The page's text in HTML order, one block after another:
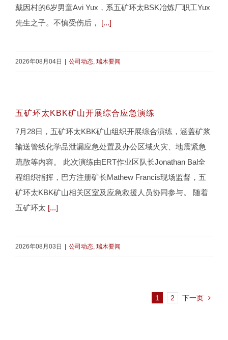
戴因村的6岁男童Avi Yux，系五矿环太BSK冶炼厂职工Yux
先生之子。不慎受伤后， [...]
2026年08月04日 | 公司动态 瑞木要闻
五矿环太KBK矿山开展综合应急演练
7月28日，五矿环太KBK矿山组织开展综合演练，涵盖矿浆
输送管线化学品泄漏应急处置及办公区域火灾、地震紧急
疏散等内容。 此次演练由ERT作业区队长Jonathan Bal全
程组织指挥，巴方注册矿长Mathew Francis现场监督，五
矿环太KBK矿山相关区室及应急救援人员协同参与。 随着
五矿环太 [...]
2026年08月03日 | 公司动态 瑞木要闻
1 2 下一页